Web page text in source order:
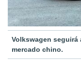
Volkswagen
mercado chino.